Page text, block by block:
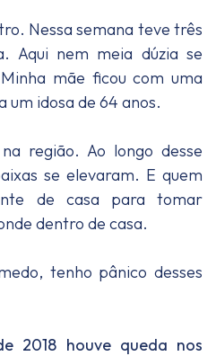
Nessa semana teve três
Aqui nem meia dúzia se
mãe ficou com uma
idosa de 64 anos.
região. Ao longo desse
se elevaram. E quem
de casa para tomar
dentro de casa.
tenho pânico desses
2018 houve queda nos